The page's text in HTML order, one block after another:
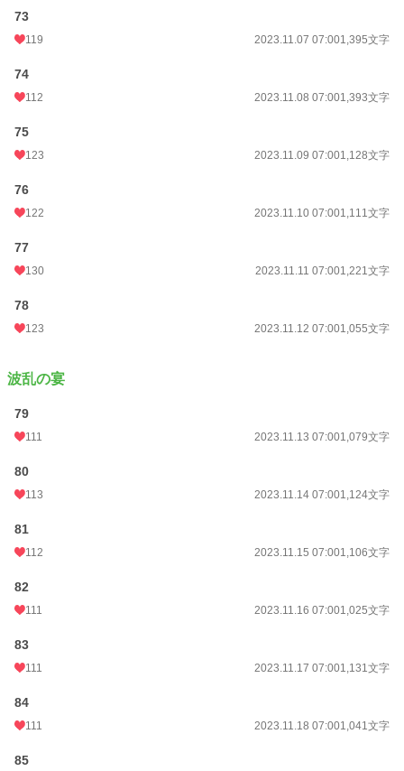
73
119 2023.11.07 07:001,395文字
74
112 2023.11.08 07:001,393文字
75
123 2023.11.09 07:001,128文字
76
122 2023.11.10 07:001,111文字
77
130 2023.11.11 07:001,221文字
78
123 2023.11.12 07:001,055文字
波乱の宴
79
111 2023.11.13 07:001,079文字
80
113 2023.11.14 07:001,124文字
81
112 2023.11.15 07:001,106文字
82
111 2023.11.16 07:001,025文字
83
111 2023.11.17 07:001,131文字
84
111 2023.11.18 07:001,041文字
85